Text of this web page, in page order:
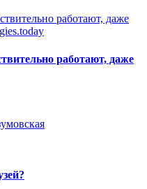
работают, даже